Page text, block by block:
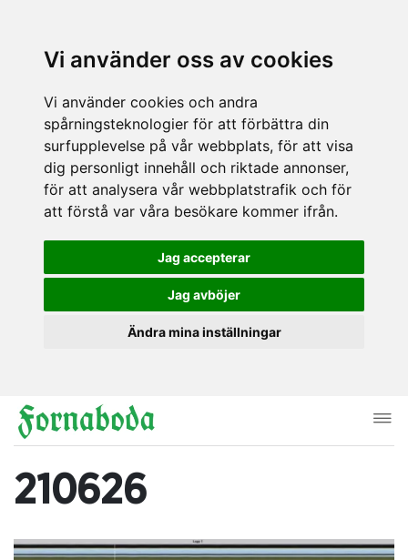
Vi använder oss av cookies
Vi använder cookies och andra
spårningsteknologier för att förbättra din
surfupplevelse på vår webbplats, för att visa
dig personligt innehåll och riktade annonser,
för att analysera vår webbplatstrafik och för
att förstå var våra besökare kommer ifrån.
Jag accepterar
Jag avböjer
Ändra mina inställningar
210626